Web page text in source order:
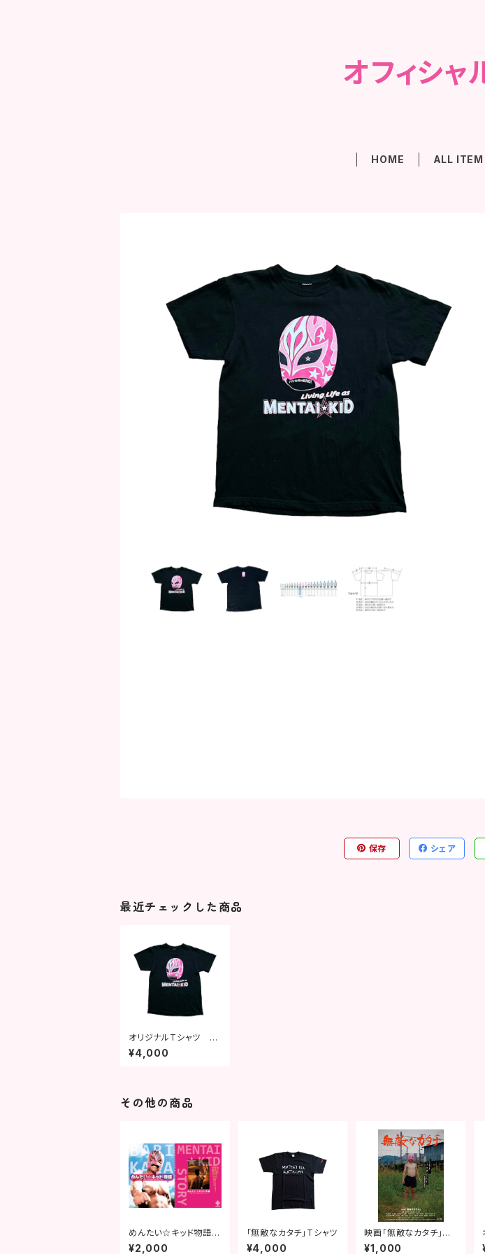
オフィシャ
HOME ALL ITEM
保存 シェア
最近チェックした商品
オリジナルTシャツ め
んたいオフィス ver.
¥4,000
その他の商品
めんたい☆キッド物語
～世界一ちびっ子に
¥2,000
「無敵なカタチ」Tシャツ
¥4,000
映画「無敵なカタチ」ポ
スターB2判
¥1,000